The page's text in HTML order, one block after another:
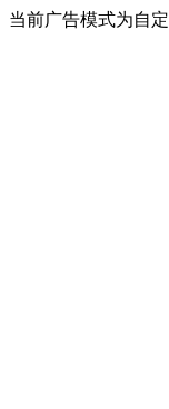
当前广告模式为自